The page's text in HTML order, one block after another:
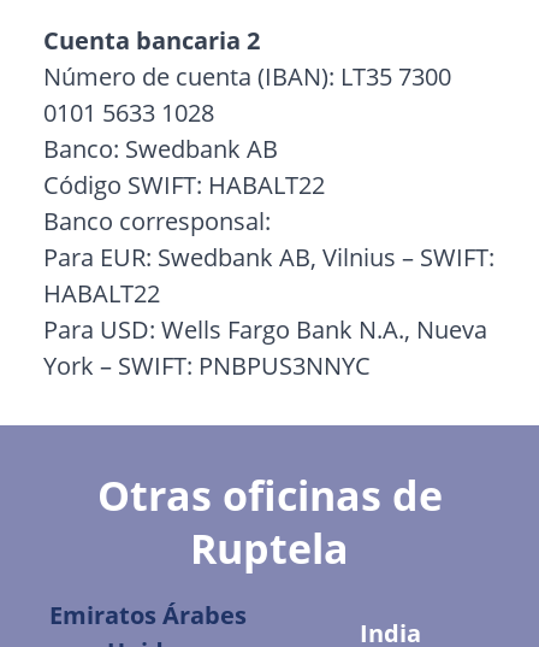
Cuenta bancaria 2
Número de cuenta (IBAN): LT35 7300
0101 5633 1028
Banco: Swedbank AB
Código SWIFT: HABALT22
Banco corresponsal:
Para EUR: Swedbank AB, Vilnius – SWIFT:
HABALT22
Para USD: Wells Fargo Bank N.A., Nueva
York – SWIFT: PNBPUS3NNYC
Otras oficinas de
Ruptela
Emiratos Árabes
India